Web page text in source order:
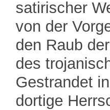
satirischer
von der
den Raub
des
Gestrandet
dortige